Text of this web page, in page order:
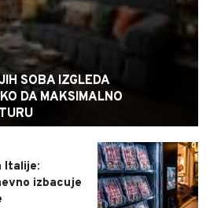
SOBA IZGLEDA
DA MAKSIMALNO
0
Italije:
izbacuje